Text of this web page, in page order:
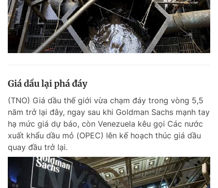
Giá dầu lại phá đáy
(TNO) Giá dầu thế giới vừa chạm đáy trong vòng 5,5
năm trở lại đây, ngay sau khi Goldman Sachs mạnh tay
hạ mức giá dự báo, còn Venezuela kêu gọi Các nước
xuất khẩu dầu mỏ (OPEC) lên kế hoạch thúc giá dầu
quay đầu trở lại.